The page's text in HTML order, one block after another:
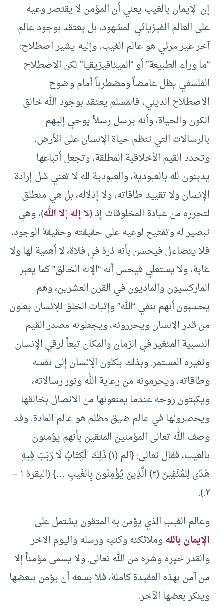
إن الإيمان بالغيب يعني أن المؤمن لا يقتصر وعيه
على العالم الفيزيائي المشهود، بل يعتقد بوجود عالم
آخر غير مرئي هو عالم الغيب، وإليه يشير اصطلاح:
“ما وراء الطبيعة” أو “الميتافيزيقيا” لكن الاصطلاح
الفلسفي يظل غامضاً ومضطرباً أمام وضوح
الاصطلاح الديني، فالمسلم يعتقد بوجود الله خالق
الكون والحياة، وأنه يرسل رسلاً يوحي إليهم
بالرسالات التي تنظم حياة الإنسان على الأرض،
وتحدد القيم الأخلاقية المطلقة، وتجعل أتباعها
يدينون لله بالعبودية، والعبودية لله لا تعني شل إرادة
الإنسان ولا تقييد طاقاته، ولا إذلاله، بل هي منطلق
لتحرره من عبادة المخلوقات إذ (لا إله إلا الله)، وهي
تبصير له وتفتيح لوعيه على حقيقته وحقيقة الوجود،
فلا يتضاءل فيحسن بأنه ذرة في فلاة، لا أهمية لها ولا
غاية، ولا يستعلي فيحس أنه “الإله الخالق” كما يعبر
الماركسيون والماديون في القرن العشرين، وهم
يحسبون أنهم بنفي “الله” وإثبات الخلق للإنسان يعلون
من قدر الإنسان ويحررونه، ويجعلونه مصدر القيم
النسبية المتغير في الزمان والمكان تبعاً لرقي الإنسان
وتغيره المستمر. وبذلك يكلون الإنسان إلى نفسه
وطاقاته، ويحرمونه من رعاية الله ونور رسالاته،
ويكبتون روحه عندما يمنعونها من الاتصال بخالقها
ويحصرونها في عالم ضيق مظلم هو عالم المادة. وقد
وصف الله تعالى المؤمنين المتقين بأنهم يؤمنون
بالغيب، فقال تعالى: {الم (١) ذَلِكَ الْكِتَابُ لَا رَيْبَ فِيهِ
هُدًى لِلْمُتَّقِينَ (٢) الَّذِينَ يُؤْمِنُونَ بِالْغَيْبِ …} (البقرة ١ –
٢.).
وعالم الغيب الذي يؤمن به المتقون يشتمل على
الإيمان باللهوملائكته وكتبه ورسله واليوم الآخر
والقدر خيره وشره من الله تعالى. ولا يسمى مؤمناً إلا
من آمن بهذه العقيدة كاملة، فلا يسعه أن يؤمن ببعضها
وينكر بعضها الآخر.